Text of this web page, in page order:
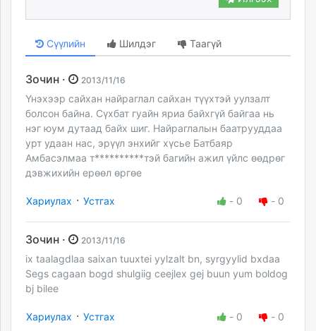
Сүүлийн Шилдэг Таагүй
Зочин · 2013/11/16
Үнэхээр сайхан найраглал сайхан түүхтэй уулзалт
болсон байна. Сүхбат гуайн яриа байхгүй байгаа нь
нэг юум дутаад байх шиг. Найраглалын баатрууддаа
урт удаан нас, эрүүл энхийг хүсье Батбаяр
Амбасэлмаа т**********тэй багийн ажил үйлс өөдрөг
дэвжихийн ерөөл өргөе
Хариулах · Устгах - 0 - 0
Зочин · 2013/11/16
ix taalagdlaa saixan tuuxtei yylzalt bn, syrgyylid bxdaa
Segs cagaan bogd shulgiig ceejlex gej buun yum boldog
bj bilee
Хариулах · Устгах - 0 - 0